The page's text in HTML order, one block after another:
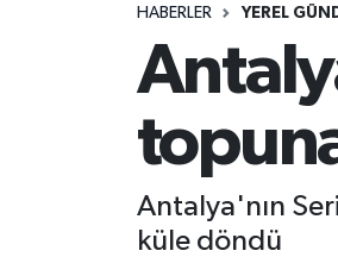
HABERLER YEREL
Antalya'nın
küle döndü
GÜNDEM
YEREL GÜNDEM
EKONOMİ
KÜLTÜR - SANAT
Hava Durumu
Trafik Durumu
Süper Lig Puan Durumu ve
Tüm Manşetler